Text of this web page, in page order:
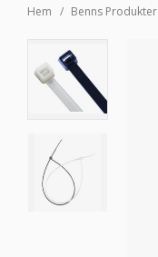
Hem Benns Produkter